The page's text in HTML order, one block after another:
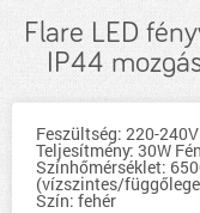
Flare LED
IP44
Feszültség: 220-
Teljesítmény: 30W
Színhőmérséklet:
(vízszintes/
Szín: fehér